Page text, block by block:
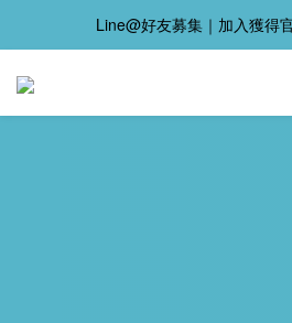
Line@好友募集｜加入獲得